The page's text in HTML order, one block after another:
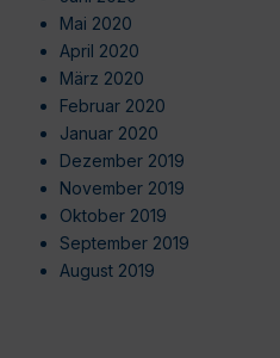
Mai 2020
April 2020
März 2020
Februar 2020
Januar 2020
Dezember 2019
November 2019
Oktober 2019
September 2019
August 2019